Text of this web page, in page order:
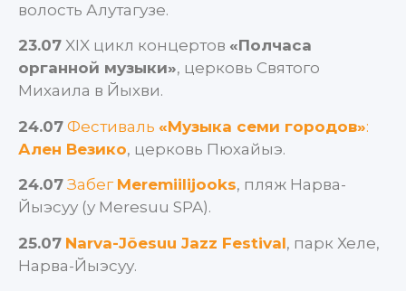
волость Алутагузе.
23.07 XIX цикл концертов «Полчаса
органной музыки», церковь Святого
Михаила в Йыхви.
24.07 Фестиваль «Музыка семи городов»:
Ален Везико, церковь Пюхайыэ.
24.07 Забег Meremiilijooks, пляж Нарва-
Йыэсуу (у Meresuu SPA).
25.07 Narva-Jõesuu Jazz Festival, парк Хеле,
Нарва-Йыэсуу.